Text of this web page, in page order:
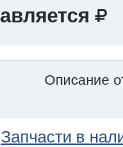
Описание
Запчасти в